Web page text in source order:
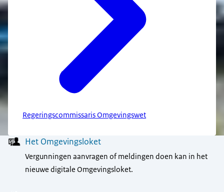
Regeringscommissaris Omgevingswet
MenuHet Omgevingsloket
Vergunningen aanvragen of meldingen doen kan in het
nieuwe digitale Omgevingsloket.